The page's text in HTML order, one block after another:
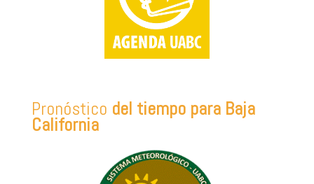
Pronóstico del tiempo para Baja
California